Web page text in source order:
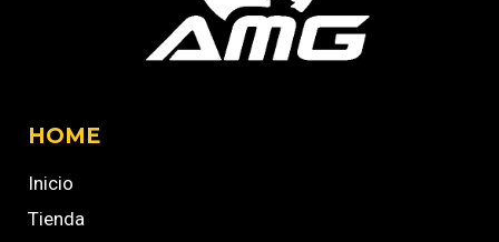
HOME
Inicio
Tienda